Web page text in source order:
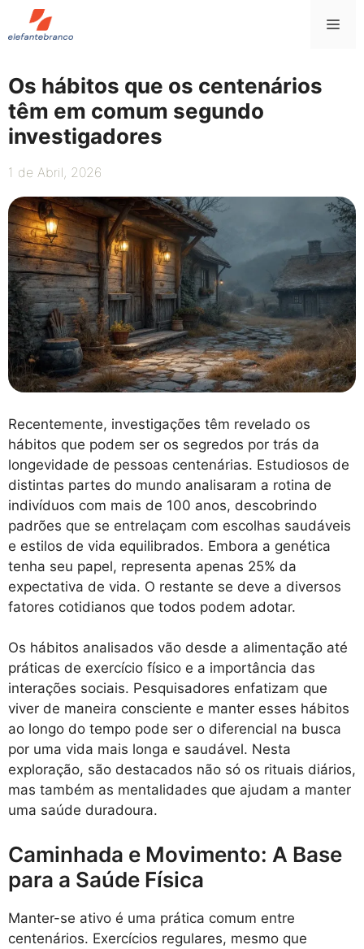
Saltar
para
Os hábitos que os centenários
têm em comum segundo
investigadores
1 de Abril, 2026
Recentemente, investigações têm revelado os
hábitos que podem ser os segredos por trás da
longevidade de pessoas centenárias. Estudiosos de
distintas partes do mundo analisaram a rotina de
indivíduos com mais de 100 anos, descobrindo
padrões que se entrelaçam com escolhas saudáveis
e estilos de vida equilibrados. Embora a genética
tenha seu papel, representa apenas 25% da
expectativa de vida. O restante se deve a diversos
fatores cotidianos que todos podem adotar.
Os hábitos analisados vão desde a alimentação até
práticas de exercício físico e a importância das
interações sociais. Pesquisadores enfatizam que
viver de maneira consciente e manter esses hábitos
ao longo do tempo pode ser o diferencial na busca
por uma vida mais longa e saudável. Nesta
exploração, são destacados não só os rituais diários,
mas também as mentalidades que ajudam a manter
uma saúde duradoura.
Caminhada e Movimento: A Base
para a Saúde Física
Manter-se ativo é uma prática comum entre
centenários. Exercícios regulares, mesmo que